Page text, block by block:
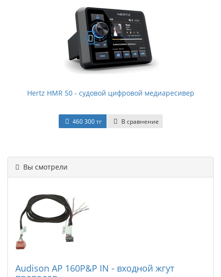
Hertz HMR 50 - судовой цифровой медиаресивер
460 300 тг В сравнение
Вы смотрели
Audison AP 160P&P IN - входной жгут